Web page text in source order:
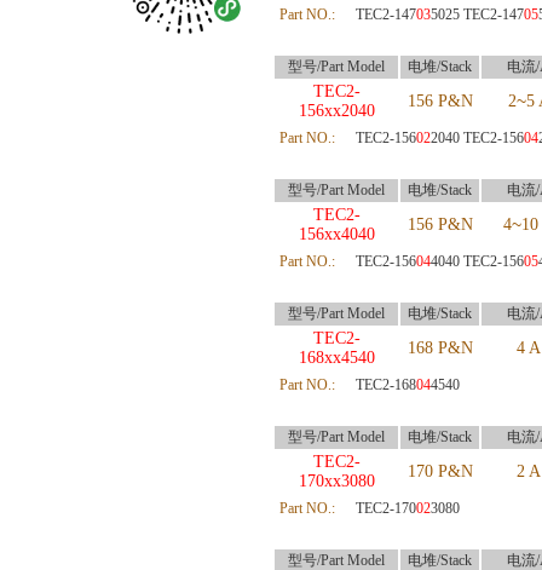
Part NO.: TEC2-147035025 TEC2-14705
型号/Part Model 电堆/Stack 电流
TEC2-
156xx2040
156 P&N 2~5
Part NO.: TEC2-156022040 TEC2-15604
型号/Part Model 电堆/Stack 电流
TEC2-
156xx4040
156 P&N 4~
Part NO.: TEC2-156044040 TEC2-15605
型号/Part Model 电堆/Stack 电流
TEC2-
168xx4540
168 P&N 4 A
Part NO.: TEC2-168044540
型号/Part Model 电堆/Stack 电流
TEC2-
170xx3080
170 P&N 2 A
Part NO.: TEC2-170023080
型号/Part Model 电堆/Stack 电流